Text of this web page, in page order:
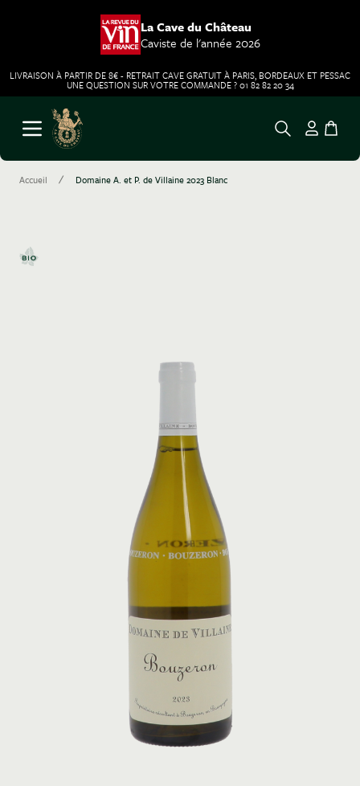
La Cave du Château
Caviste de l'année 2026
LIVRAISON À PARTIR DE 8€ - RETRAIT CAVE GRATUIT À PARIS, BORDEAUX ET PESSAC
UNE QUESTION SUR VOTRE COMMANDE ? 01 82 82 20 34
Aller au contenu
Ouvrir le menu
Accueil / Domaine A. et P. de Villaine 2023 Blanc